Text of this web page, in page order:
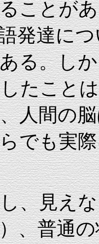
ことが
発達に
る。し
たこと
人間の
でも実
見えな
、普通